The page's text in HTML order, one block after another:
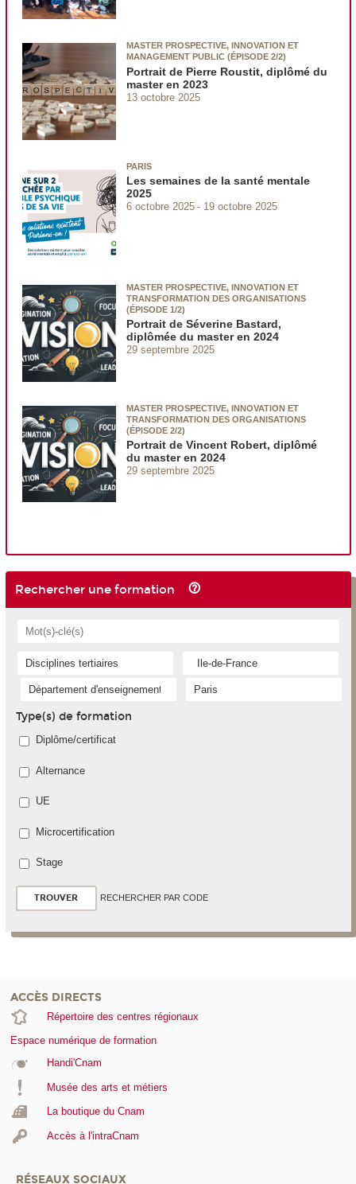
MASTER PROSPECTIVE, INNOVATION ET
MANAGEMENT PUBLIC (ÉPISODE 2/2)
Portrait de Pierre Roustit, diplômé du
master en 2023
13 octobre 2025
PARIS
Les semaines de la santé mentale
2025
6 octobre 2025 19 octobre 2025
MASTER PROSPECTIVE, INNOVATION ET
TRANSFORMATION DES ORGANISATIONS
(ÉPISODE 1/2)
Portrait de Séverine Bastard,
diplômée du master en 2024
29 septembre 2025
MASTER PROSPECTIVE, INNOVATION ET
TRANSFORMATION DES ORGANISATIONS
(ÉPISODE 2/2)
Portrait de Vincent Robert, diplômé
du master en 2024
29 septembre 2025
Rechercher une formation
Type(s) de formation
Diplôme/certificat
Alternance
UE
Microcertification
Stage
RECHERCHER PAR CODE
ACCÈS DIRECTS
Répertoire des centres régionaux
Espace numérique de formation
Handi'Cnam
Musée des arts et métiers
La boutique du Cnam
Accès à l'intraCnam
RÉSEAUX SOCIAUX